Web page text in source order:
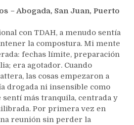
– Abogada, San Juan, Puerto
con TDAH, a menudo sentía
la compostura. Mi mente
fechas límite, preparación
era agotador. Cuando
las cosas empezaron a
drogada ni insensible como
sentí más tranquila, centrada y
Por primera vez en
reunión sin perder la